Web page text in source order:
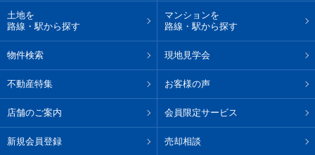
土地を
路線・駅から探す
マンションを
路線・駅から探す
物件検索 現地見学会
不動産特集 お客様の声
店舗のご案内 会員限定サービス
新規会員登録 売却相談